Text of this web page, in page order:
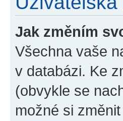
Jak změním
Všechna vaše
v databázi. Ke
(obvykle se
možné si